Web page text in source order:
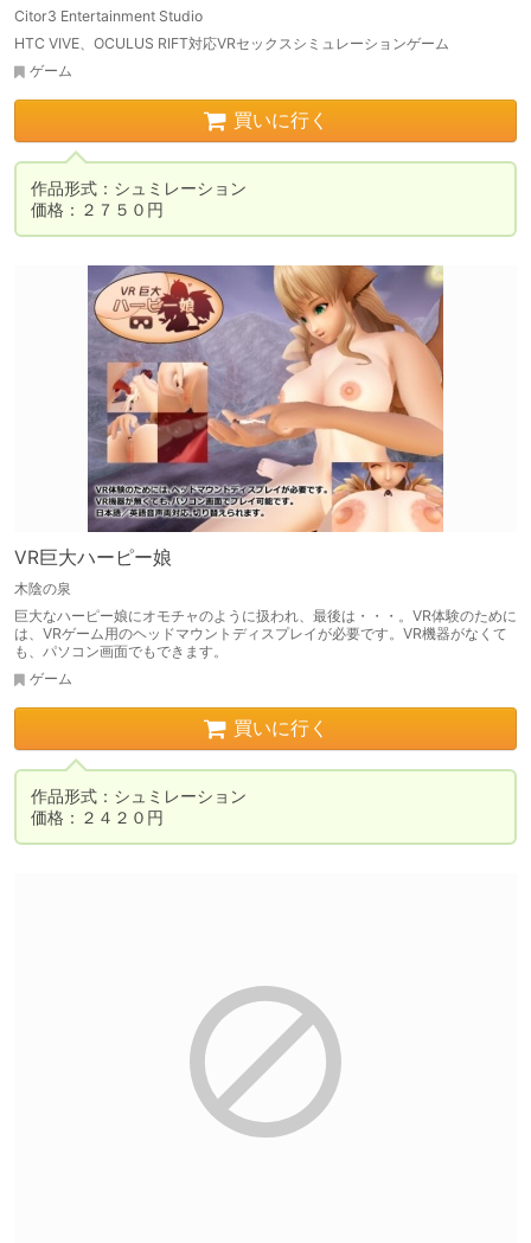
Citor3 Entertainment Studio
HTC VIVE、OCULUS RIFT対応VRセックスシミュレーションゲーム
ゲーム
買いに行く
作品形式：シュミレーション
価格：２７５０円
VR巨大ハーピー娘
木陰の泉
巨大なハーピー娘にオモチャのように扱われ、最後は・・・。VR体験のために
は、VRゲーム用のヘッドマウントディスプレイが必要です。VR機器がなくて
も、パソコン画面でもできます。
ゲーム
買いに行く
作品形式：シュミレーション
価格：２４２０円